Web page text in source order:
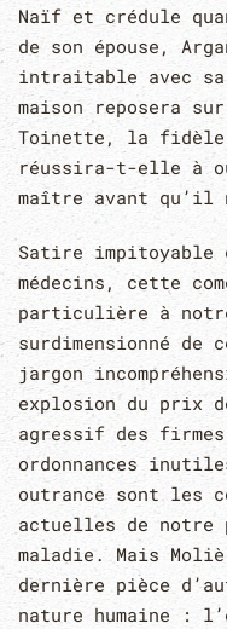
Naïf et crédule
de son épouse,
intraitable avec
maison reposera
Toinette, la fidèle
réussira-t-elle à
maître avant
Satire impitoyable
médecins, cette
particulière à
surdimensionné
jargon
explosion du prix
agressif des firmes
ordonnances
outrance sont les
actuelles de notre
maladie. Mais
dernière pièce
nature humaine :